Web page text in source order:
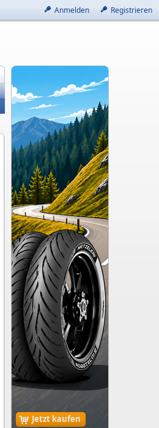
Anmelden Registrieren
Jetzt kaufen